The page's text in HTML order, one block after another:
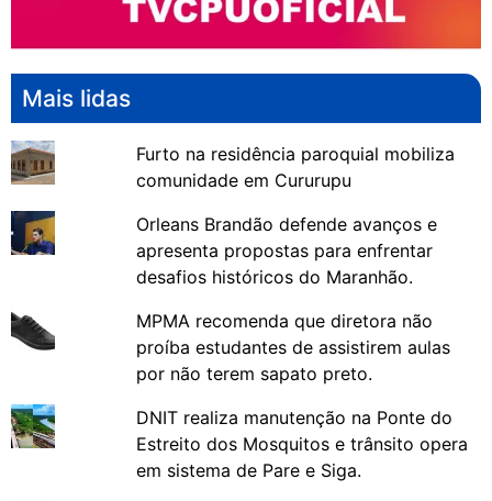
Mais lidas
Furto na residência paroquial mobiliza
comunidade em Cururupu
Orleans Brandão defende avanços e
apresenta propostas para enfrentar
desafios históricos do Maranhão.
MPMA recomenda que diretora não
proíba estudantes de assistirem aulas
por não terem sapato preto.
DNIT realiza manutenção na Ponte do
Estreito dos Mosquitos e trânsito opera
em sistema de Pare e Siga.